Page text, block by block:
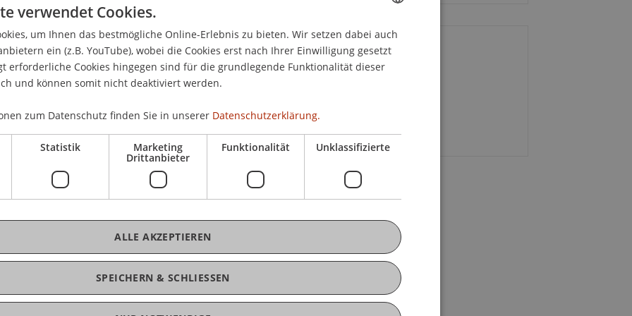
den 18. Januar, ab 21.00 Uhr, herzlich
Entrepreneurial Power, des Rheintals bei
und unkomplizierten Atmosphäre einer Disco
Master-Studiengang Entrepreneurship.
Erfahrt mehr über die
und Unternehmern der Region und lasst
So wird der Einklang des neuen Jahres
Studiums, eines neuen Lebensabschnitts.
um und ab geht die Entdeckungsreise
in Balzers.
Kontakt
+41 81 723 22 69
GERMAN
ENGLISH
verwendet Cookies.
um Ihnen das bestmögliche Online-Erlebnis zu bieten. Wir setzen dabei auch
ein (z.B. YouTube), wobei die Cookies erst nach Ihrer Einwilligung gesetzt
erforderliche Cookies hingegen sind für die grundlegende Funktionalität dieser
und können somit nicht deaktiviert werden.
zum Datenschutz finden Sie in unserer Datenschutzerklärung.
Statistik Marketing
Drittanbieter
Funktionalität Unklassifizierte
SPEICHERN & SCHLIESSEN
ALLE AKZEPTIEREN